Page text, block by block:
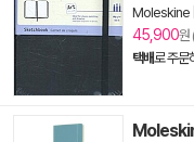
Moleskine
45,900원
택배로 주문